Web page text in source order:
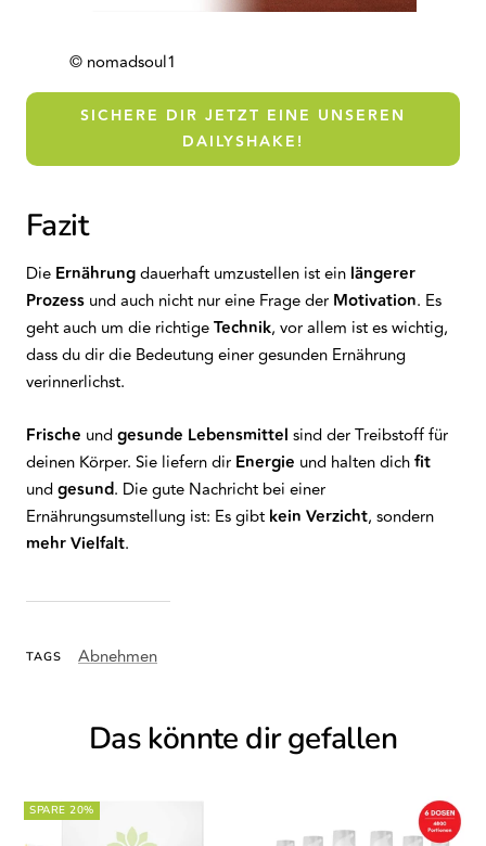
TAGS Abnehmen
© nomadsoul1
SICHERE DIR JETZT EINE UNSEREN
DAILYSHAKE!
Fazit
Die Ernährungdauerhaft umzustellen ist ein längerer
Prozess und auch nicht nur eine Frage der Motivation. Es
geht auch um die richtigeTechnik, vor allem ist es wichtig,
dass du dir die Bedeutung einer gesunden Ernährung
verinnerlichst.
Frische undgesunde Lebensmittel sind der Treibstoff für
deinen Körper. Sie liefern dir Energie und halten dichfit
undgesund. Die gute Nachricht bei einer
Ernährungsumstellung ist: Es gibt kein Verzicht, sondern
mehr Vielfalt.
Das könnte dir gefallen
SPARE 20%